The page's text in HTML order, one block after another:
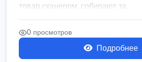
товар сканером, собирают за...
0 просмотров
Подробнее